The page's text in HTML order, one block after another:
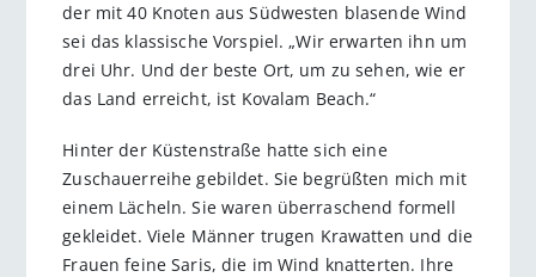
der mit 40 Knoten aus Südwesten blasende Wind
sei das klassische Vorspiel. „Wir erwarten ihn um
drei Uhr. Und der beste Ort, um zu sehen, wie er
das Land erreicht, ist Kovalam Beach.“
Hinter der Küstenstraße hatte sich eine
Zuschauerreihe gebildet. Sie begrüßten mich mit
einem Lächeln. Sie waren überraschend formell
gekleidet. Viele Männer trugen Krawatten und die
Frauen feine Saris, die im Wind knatterten. Ihre